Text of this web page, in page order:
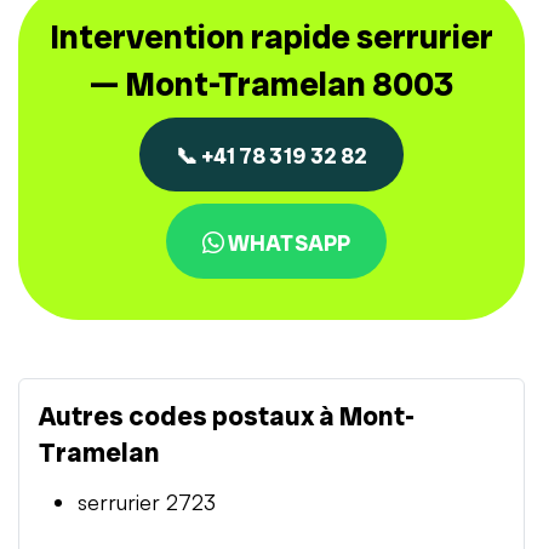
Intervention rapide serrurier
— Mont-Tramelan 8003
📞 +41 78 319 32 82
WHATSAPP
Autres codes postaux à Mont-
Tramelan
serrurier 2723